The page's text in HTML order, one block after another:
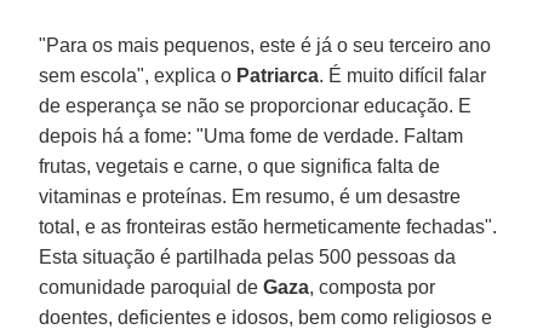
"Para os mais pequenos, este é já o seu terceiro ano
sem escola", explica o Patriarca. É muito difícil falar
de esperança se não se proporcionar educação. E
depois há a fome: "Uma fome de verdade. Faltam
frutas, vegetais e carne, o que significa falta de
vitaminas e proteínas. Em resumo, é um desastre
total, e as fronteiras estão hermeticamente fechadas".
Esta situação é partilhada pelas 500 pessoas da
comunidade paroquial deGaza, composta por
doentes, deficientes e idosos, bem como religiosos e